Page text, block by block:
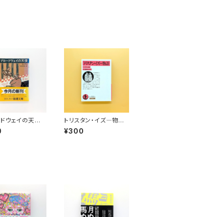
ウェイの天使
）
トリスタン・イズ―物語
（岩波文庫）
¥300